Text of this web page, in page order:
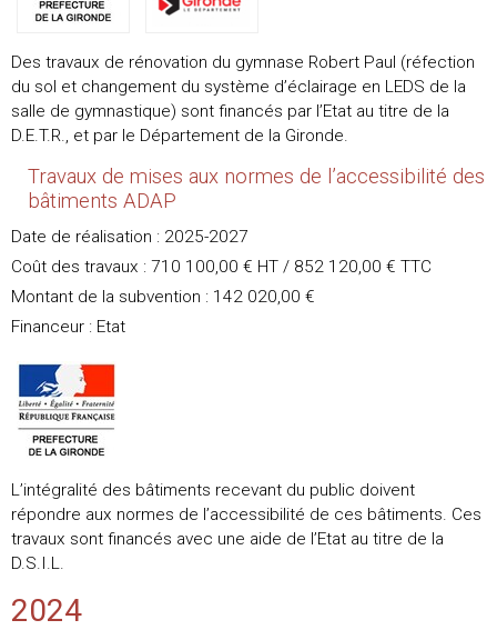
Des travaux de rénovation du gymnase Robert Paul (réfection
du sol et changement du système d’éclairage en LEDS de la
salle de gymnastique) sont financés par l’Etat au titre de la
D.E.T.R., et par le Département de la Gironde.
Travaux de mises aux normes de l’accessibilité des
bâtiments ADAP
Date de réalisation : 2025-2027
Coût des travaux : 710 100,00 € HT / 852 120,00 € TTC
Montant de la subvention : 142 020,00 €
Financeur : Etat
L’intégralité des bâtiments recevant du public doivent
répondre aux normes de l’accessibilité de ces bâtiments. Ces
travaux sont financés avec une aide de l’Etat au titre de la
D.S.I.L.
2024